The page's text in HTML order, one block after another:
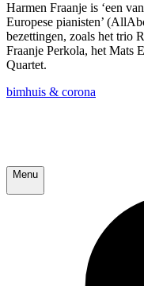
Harmen Fraanje is ‘een
Europese pianisten’
bezettingen, zoals het trio
Fraanje Perkola, het Mats
Quartet.
bimhuis & corona
Menu